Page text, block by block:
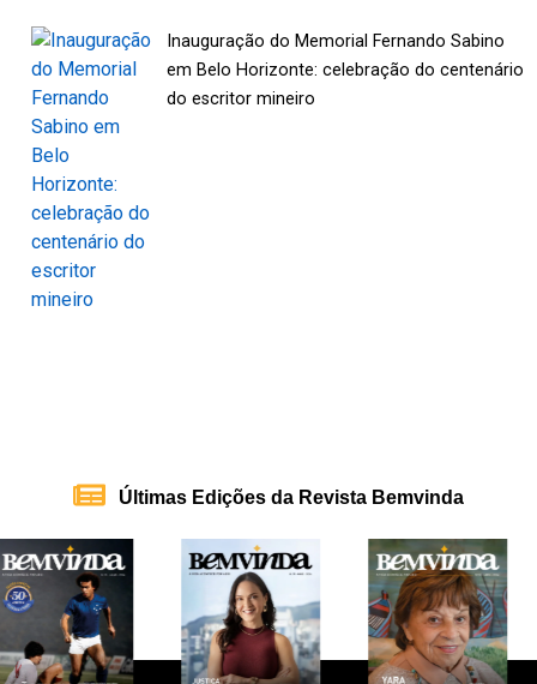
Inauguração do Memorial Fernando Sabino
em Belo Horizonte: celebração do centenário
do escritor mineiro
Últimas Edições da Revista Bemvinda